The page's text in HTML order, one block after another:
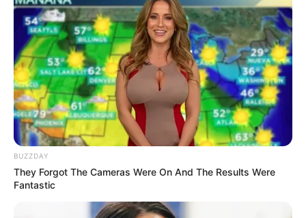
INSPIRASI
Tari Ratoh Jaroe, Bermakna
BUZZDAY
They Forgot The Cameras Were On And The Results Were
Fantastic